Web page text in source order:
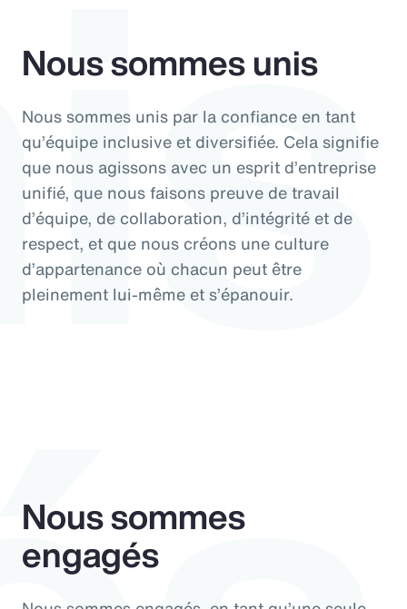
Nous sommes unis
Nous sommes unis par la confiance en tant
qu’équipe inclusive et diversifiée. Cela signifie
que nous agissons avec un esprit d’entreprise
unifié, que nous faisons preuve de travail
d’équipe, de collaboration, d’intégrité et de
respect, et que nous créons une culture
d’appartenance où chacun peut être
pleinement lui-même et s’épanouir.
Nous sommes
engagés